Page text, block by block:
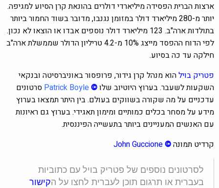
ארצות הברית הפסידה מיליארדי דולרים בהונאת קרן הסיוע למגיפה.
יותר מ-280 מיליארד דולר במזומן נגנבו, מדובר בשוד החמור ביותר
בתולדות ארה"ב. 123 מיליארד דולר נוספים אבדו או הוצאו לא נכון.
לפי הדוח ההפסד מייצג 10% מ-4.2 טריליון הדולר שממשלת ארה"ב
חילקה עד כה בסיוע.
פטריק בוילהוא מנהל קרן גידור, פרופסור באוניברסיטה ובנקאי
השקעות לשעבר. בערוץ היוטיוב שלו©
Patrick Boyle סרטונים
עדכניים על מה שקורה בשווקים בעולם. בין היתר תמצאו בערוץ
מידע על מסחר בכלים כמותיים ומימון תאגידי. בערוץ גם ראיונות
עם האנשים המעניינים ביותר בתעשייה הפיננסית.
קרדיט תמונה©
לסרטונים נוספים של פטריק בויל עם כתוביות
בעברית או תרגום תוכן לעברית לחצו על הקישור